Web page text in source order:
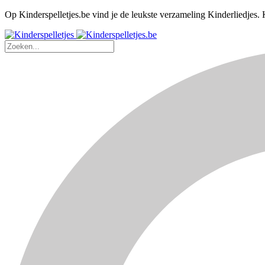
Op Kinderspelletjes.be vind je de leukste verzameling Kinderliedjes.